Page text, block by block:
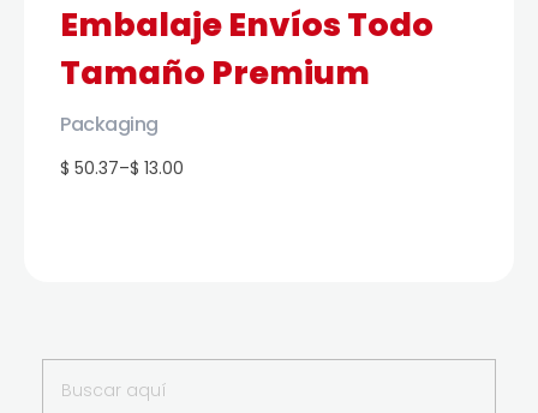
Embalaje Envíos Todo
Tamaño Premium
$ 13.00
–
$ 50.37
Packaging